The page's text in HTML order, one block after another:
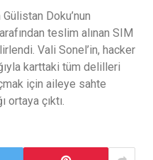
Doku’nun
teslim alınan SIM
Vali Sonel’in, hacker
karttaki tüm delilleri
için aileye sahte
ortaya çıktı.